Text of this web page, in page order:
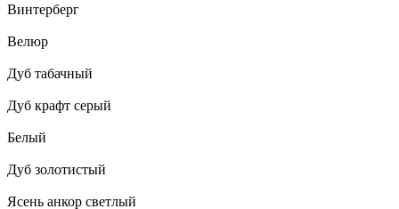
Винтерберг
Велюр
Дуб табачный
Дуб крафт серый
Белый
Дуб золотистый
Ясень анкор светлый